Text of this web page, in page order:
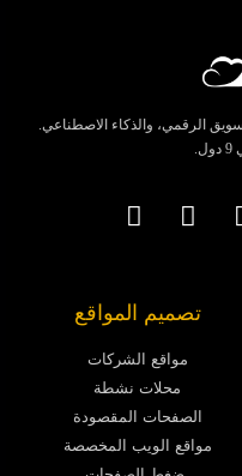
الرقمي، والذكاء الاصطناعي.
تصميم المواقع
مواقع الشركات
محلات نشطة
الصفحات المقصودة
مواقع الويب المخصصة